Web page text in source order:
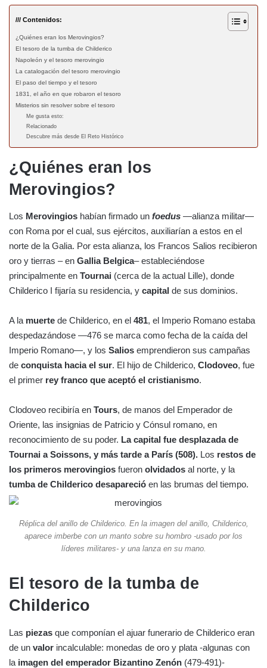
/// Contenidos:
¿Quiénes eran los Merovingios?
El tesoro de la tumba de Childerico
Napoleón y el tesoro merovingio
La catalogación del tesoro merovingio
El paso del tiempo y el tesoro
1831, el año en que robaron el tesoro
Misterios sin resolver sobre el tesoro
Me gusta esto:
Relacionado
Descubre más desde El Reto Histórico
¿Quiénes eran los
Merovingios?
Los Merovingios habían firmado un foedus —alianza militar—
con Roma por el cual, sus ejércitos, auxiliarían a estos en el
norte de la Galia. Por esta alianza, los Francos Salios recibieron
oro y tierras – en Gallia Belgica– estableciéndose
principalmente en Tournai (cerca de la actual Lille), donde
Childerico I fijaría su residencia, y capital de sus dominios.
A la muerte de Childerico, en el 481, el Imperio Romano estaba
despedazándose —476 se marca como fecha de la caída del
Imperio Romano—, y los Salios emprendieron sus campañas
de conquista hacia el sur. El hijo de Childerico, Clodoveo, fue
el primer rey franco que aceptó el cristianismo.
Clodoveo recibiría en Tours, de manos del Emperador de
Oriente, las insignias de Patricio y Cónsul romano, en
reconocimiento de su poder. La capital fue desplazada de
Tournai a Soissons, y más tarde a París (508). Los restos de
los primeros merovingios fueron olvidados al norte, y la
tumba de Childerico desapareció en las brumas del tiempo.
Réplica del anillo de Childerico. En la imagen del anillo, Childerico,
aparece imberbe con un manto sobre su hombro -usado por los
líderes militares- y una lanza en su mano.
El tesoro de la tumba de
Childerico
Las piezas que componían el ajuar funerario de Childerico eran
de un valor incalculable: monedas de oro y plata -algunas con
la imagen del emperador Bizantino Zenón (479-491)-